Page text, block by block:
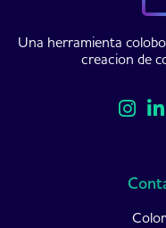
Una herramienta
creacion de